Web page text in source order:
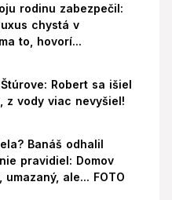
rodinu zabezpečil:
chystá v
to, hovorí...
Robert sa išiel
z vody viac nevyšiel!
Banáš odhalil
pravidiel: Domov
ale... FOTO